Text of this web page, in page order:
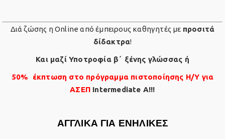
Διά ζώσης η Online από έμπειρους καθηγητές με προσιτά
δίδακτρα!
Και μαζί Υποτροφία β΄ ξένης γλώσσας ή
50% έκπτωση στο πρόγραμμα πιστοποίησης Η/Υ για
ΑΣΕΠ Intermediate A!!!
ΑΓΓΛΙΚΑ ΓΙΑ ΕΝΗΛΙΚΕΣ